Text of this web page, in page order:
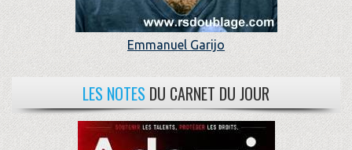
Emmanuel Garijo
LES NOTES DU CARNET DU JOUR